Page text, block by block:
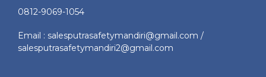
0812-9069-1054
Email : salesputrasafetymandiri@gmail.com /
salesputrasafetymandiri2@gmail.com